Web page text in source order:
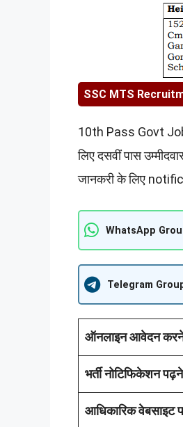
SSC MTS
10th Pass Govt
लिए दसवीं पास
जानकरी के लिए
WhatsApp
Telegram
ऑनलाइन आवेदन
भर्ती नोटिफिकेशन
आधिकारिक वेबसाइट